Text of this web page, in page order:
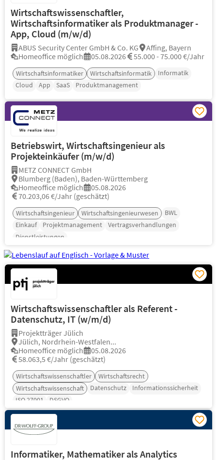
Wirtschaftswissenschaftler,
Wirtschaftsinformatiker als Produktmanager -
App, Cloud (m/w/d)
ABUS Security Center GmbH & Co. KG
Affing, Bayern
Homeoffice möglich
05.08.2026 55.000 - 75.000 €/Jahr
Wirtschaftsinformatiker Wirtschaftsinformatik
Informatik
Cloud
App SaaS Produktmanagement
Betriebswirt, Wirtschaftsingenieur als
Projekteinkäufer (m/w/d)
METZ CONNECT GmbH
Blumberg (Baden), Baden-Württemberg
Homeoffice möglich
05.08.2026
70.203,06 €/Jahr (geschätzt)
Wirtschaftsingenieur Wirtschaftsingenieurwesen
BWL
Einkauf
Projektmanagement
Vertragsverhandlungen
Dienstleistungen
Wirtschaftswissenschaftler als Referent -
Datenschutz, IT (w/m/d)
Projektträger Jülich
Jülich, Nordrhein-Westfalen...
Homeoffice möglich
05.08.2026
58.063,5 €/Jahr (geschätzt)
Wirtschaftswissenschaftler
Wirtschaftsrecht
Wirtschaftswissenschaft
Datenschutz
Informationssicherheit
ISO 27001
DSGVO
Informatiker, Mathematiker als Analytics